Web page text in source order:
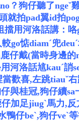
？狗仔聽了
就拍pad翼id拍
用河洛話講：
惦diamˊ兜deuˊ
仔戴(當時身邊的
河洛話訄kauˊ誚
歡喜,左跳tiauˇ
與桂冠,狗仔續
加足jiugˋ馬力,
鴨仔beˋ,狗仔veˋ